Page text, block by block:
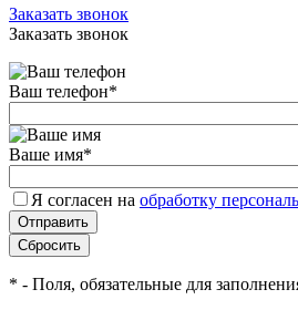
Заказать звонок
Заказать звонок
Ваш телефон*
Ваше имя*
Я согласен на обработку
* - Поля, обязательные для